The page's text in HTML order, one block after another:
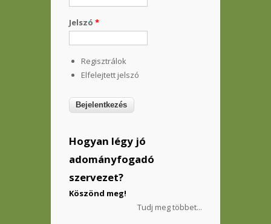
Jelszó *
Regisztrálok
Elfelejtett jelszó
Hogyan légy jó
adományfogadó
szervezet?
Köszönd meg!
Tudj meg többet...